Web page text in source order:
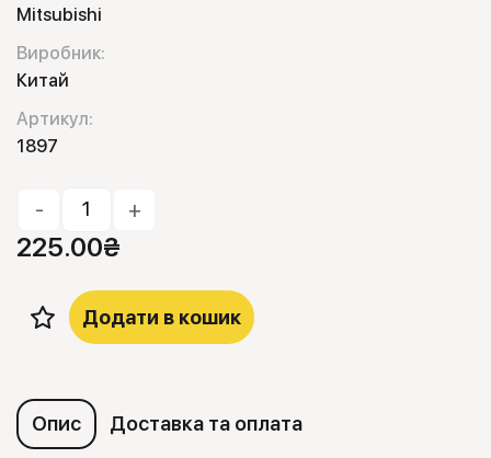
Mitsubishi
Виробник:
Китай
Артикул:
1897
- +
225.00₴
Додати в кошик
Опис Доставка та оплата